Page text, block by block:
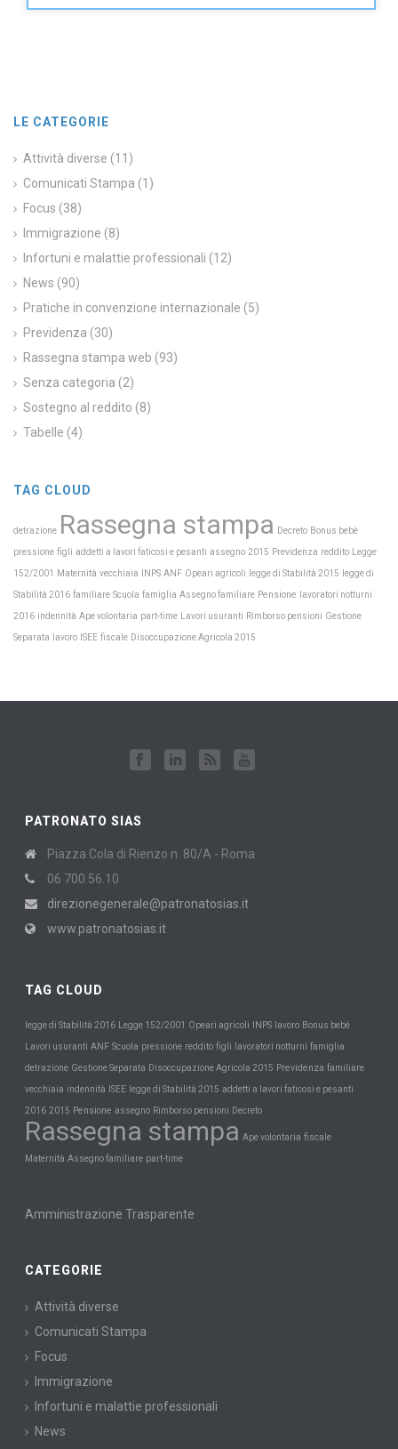
LE CATEGORIE
Attività diverse (11)
Comunicati Stampa (1)
Focus (38)
Immigrazione (8)
Infortuni e malattie professionali (12)
News (90)
Pratiche in convenzione internazionale (5)
Previdenza (30)
Rassegna stampa web (93)
Senza categoria (2)
Sostegno al reddito (8)
Tabelle (4)
TAG CLOUD
detrazione Rassegna stampa Decreto Bonus bebè
pressione figli addetti a lavori faticosi e pesanti assegno 2015 Previdenza reddito Legge
152/2001 Maternità vecchiaia INPS ANF Opeari agricoli legge di Stabilità 2015 legge di
Stabilità 2016 familiare Scuola famiglia Assegno familiare Pensione lavoratori notturni
2016 indennità Ape volontaria part-time Lavori usuranti Rimborso pensioni Gestione
Separata lavoro ISEE fiscale Disoccupazione Agricola 2015
PATRONATO SIAS
Piazza Cola di Rienzo n. 80/A - Roma
06 700.56.10
direzionegenerale@patronatosias.it
www.patronatosias.it
TAG CLOUD
legge di Stabilità 2016 Legge 152/2001 Opeari agricoli INPS lavoro Bonus bebè
Lavori usuranti ANF Scuola pressione reddito figli lavoratori notturni famiglia
detrazione Gestione Separata Disoccupazione Agricola 2015 Previdenza familiare
vecchiaia indennità ISEE legge di Stabilità 2015 addetti a lavori faticosi e pesanti
2016 2015 Pensione assegno Rimborso pensioni Decreto
Rassegna stampa Ape volontaria fiscale
Maternità Assegno familiare part-time
Amministrazione Trasparente
CATEGORIE
Attività diverse
Comunicati Stampa
Focus
Immigrazione
Infortuni e malattie professionali
News